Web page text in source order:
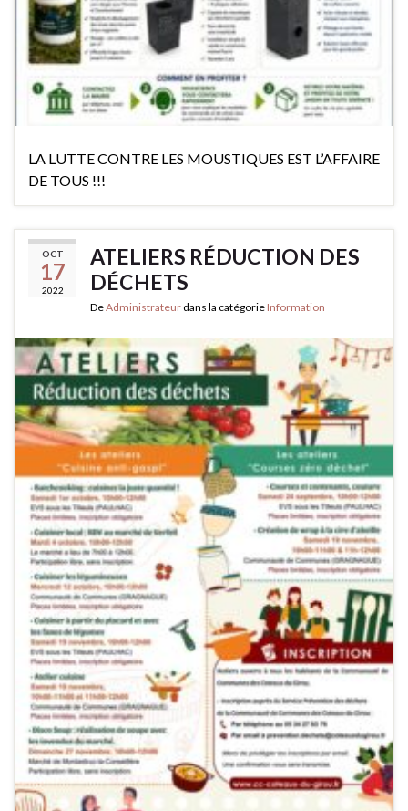
LA LUTTE CONTRE LES MOUSTIQUES EST L’AFFAIRE
DE TOUS !!!
OCT
17
2022
ATELIERS RÉDUCTION DES
DÉCHETS
DeAdministrateur dans la catégorie Information